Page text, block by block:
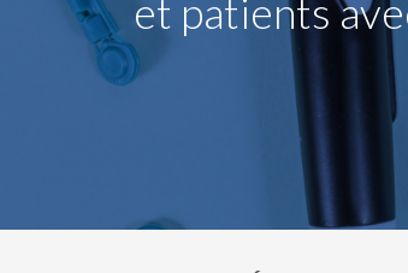
et patients